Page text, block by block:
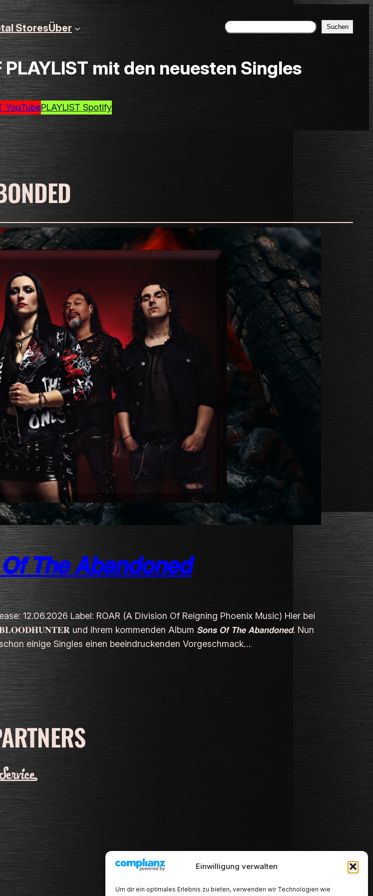
Einwilligung verwalten
Um dir ein optimales Erlebnis zu bieten, verwenden wir Technologien wie
Suchen Suchen
StoresÜber
PLAYLIST mit den neuesten Singles
YouTubePLAYLIST Spotify
𝙏𝙝𝙚 𝘼𝙗𝙖𝙣𝙙𝙤𝙣𝙚𝙙
12.06.2026 Label: ROAR (A Division Of Reigning Phoenix Music) Hier bei
und ihrem kommenden Album 𝙎𝙤𝙣𝙨 𝙊𝙛 𝙏𝙝𝙚 𝘼𝙗𝙖𝙣𝙙𝙤𝙣𝙚𝙙. Nun
einige Singles einen beeindruckenden Vorgeschmack…